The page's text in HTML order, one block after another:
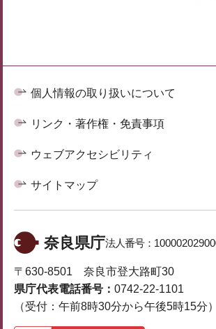
個人情報の取り扱いについて
リンク・著作権・免責事項
ウェブアクセシビリティ
サイトマップ
奈良県庁法人番号：
〒630-8501 奈良市登大路町30
県庁代表電話番号： 0742-22-1101
（受付：午前8時30分から午後5時15分）